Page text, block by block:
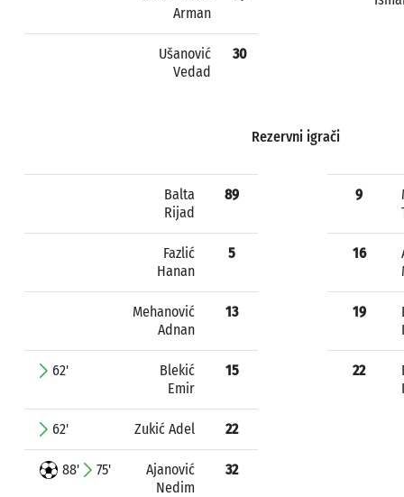
Arman
Ušanović
Vedad
30
Rezervni igrači
Balta
Rijad
89
Fazlić
Hanan
5
Mehanović
Adnan
13
62'
Blekić
Emir
15
62' Zukić Adel 22
88' 75'
Ajanović
Nedim
32
9
16
19
22